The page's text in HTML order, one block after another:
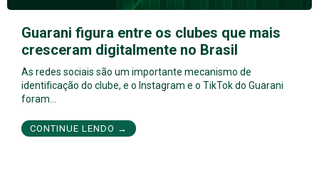
Guarani figura entre os clubes que mais
cresceram digitalmente no Brasil
As redes sociais são um importante mecanismo de
identificação do clube, e o Instagram e o TikTok do Guarani
foram…
CONTINUE LENDO →